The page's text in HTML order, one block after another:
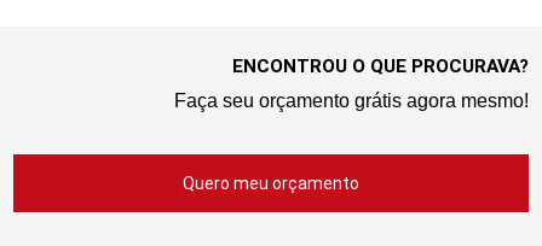
ENCONTROU O QUE PROCURAVA?
Faça seu orçamento grátis agora mesmo!
Quero meu orçamento